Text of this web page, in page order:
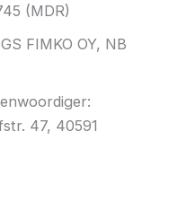
(MDR)
FIMKO OY, NB
47, 40591